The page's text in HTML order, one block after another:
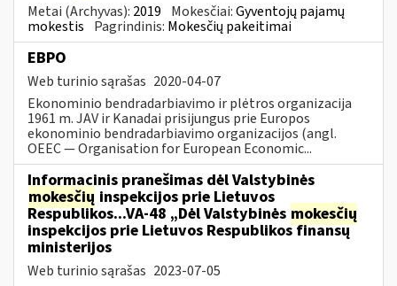
Metai (Archyvas): 2019 Mokesčiai:Gyventojų pajamų
mokestis Pagrindinis: Mokesčių pakeitimai
EBPO
Web turinio sąrašas 2020-04-07
Ekonominio bendradarbiavimo ir plėtros organizacija
1961 m. JAV ir Kanadai prisijungus prie Europos
ekonominio bendradarbiavimo organizacijos (angl.
OEEC — Organisation for European Economic...
Informacinis pranešimas dėl Valstybinės
mokesčių inspekcijos prie Lietuvos
Respublikos...VA-48 „Dėl Valstybinės mokesčių
inspekcijos prie Lietuvos Respublikos finansų
ministerijos
Web turinio sąrašas 2023-07-05